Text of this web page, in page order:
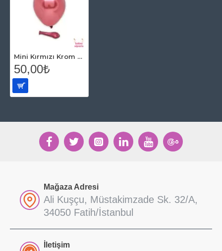
Mini Kırmızı Krom Balon 10 Adet
50,00₺
Mağaza Adresi
Ali Kuşçu, Müstakimzade Sk. 32/A,
34050 Fatih/İstanbul
İletişim